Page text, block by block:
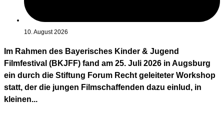
10. August 2026
Im Rahmen des Bayerisches Kinder & Jugend
Filmfestival (BKJFF) fand am 25. Juli 2026 in Augsburg
ein durch die Stiftung Forum Recht geleiteter Workshop
statt, der die jungen Filmschaffenden dazu einlud, in
kleinen...